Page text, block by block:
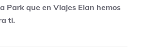
Park que en Viajes Elan hemos
ti.